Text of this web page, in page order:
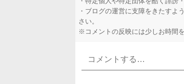
Powered by livedoor 相互RSS
・ブログの運営に支障をきたすよ
さい。
※コメントの反映には少しお時間